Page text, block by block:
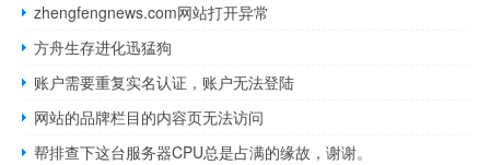
zhengfengnews.com网站打开异常
方舟生存进化迅猛狗
账户需要重复实名认证，账户无法登陆
网站的品牌栏目的内容页无法访问
帮排查下这台服务器CPU总是占满的缘故，谢谢。